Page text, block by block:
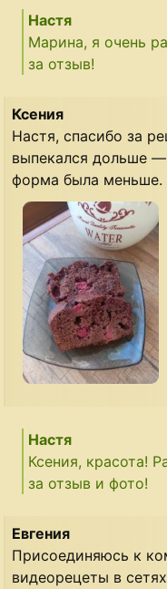
Настя
Марина, я очень
за отзыв!
Ксения
Настя, спасибо за
выпекался дольше
форма была меньше.
Настя
Ксения, красота!
за отзыв и фото!
Евгения
Присоединяюсь к
видеорецеты в